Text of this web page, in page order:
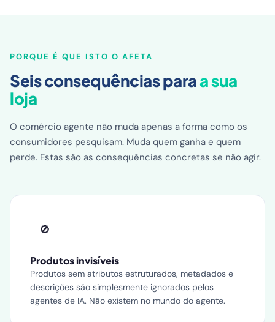
PORQUE É QUE ISTO O AFETA
Seis consequências paraa sua
loja
O comércio agente não muda apenas a forma como os
consumidores pesquisam. Muda quem ganha e quem
perde. Estas são as consequências concretas se não agir.
🚫
Produtos invisíveis
Produtos sem atributos estruturados, metadados e
descrições são simplesmente ignorados pelos
agentes de IA. Não existem no mundo do agente.